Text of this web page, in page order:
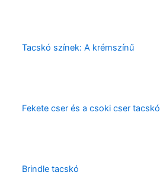
Tacskó színek: A krémszínű
Fekete cser és a csoki cser tacskó
Brindle tacskó